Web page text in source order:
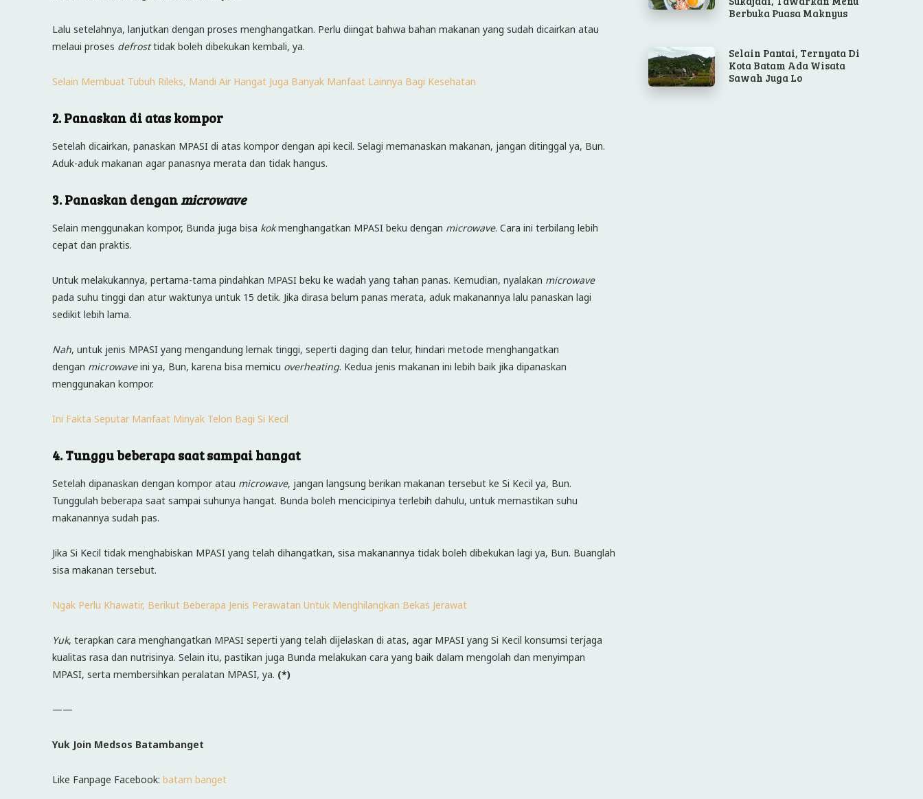
Lalu setelahnya, lanjutkan dengan proses menghangatkan. Perlu diingat bahwa bahan makanan yang sudah dicairkan atau
melaui proses defrosttidak boleh dibekukan kembali, ya.
Selain Membuat Tubuh Rileks, Mandi Air Hangat Juga Banyak Manfaat Lainnya Bagi Kesehatan
2. Panaskan di atas kompor
Setelah dicairkan, panaskan MPASI di atas kompor dengan api kecil. Selagi memanaskan makanan, jangan ditinggal ya, Bun.
Aduk-aduk makanan agar panasnya merata dan tidak hangus.
3. Panaskan denganmicrowave
Selain menggunakan kompor, Bunda juga bisa kokmenghangatkan MPASI beku dengan microwave. Cara ini terbilang lebih
cepat dan praktis.
Untuk melakukannya, pertama-tama pindahkan MPASI beku ke wadah yang tahan panas. Kemudian, nyalakan microwave
pada suhu tinggi dan atur waktunya untuk 15 detik. Jika dirasa belum panas merata, aduk makanannya lalu panaskan lagi
sedikit lebih lama.
Nah, untuk jenis MPASI yang mengandung lemak tinggi, seperti daging dan telur, hindari metode menghangatkan
dengan microwaveini ya, Bun, karena bisa memicu overheating. Kedua jenis makanan ini lebih baik jika dipanaskan
menggunakan kompor.
Ini Fakta Seputar Manfaat Minyak Telon Bagi Si Kecil
4. Tunggu beberapa saat sampai hangat
Setelah dipanaskan dengan kompor atau microwave, jangan langsung berikan makanan tersebut ke Si Kecil ya, Bun.
Tunggulah beberapa saat sampai suhunya hangat. Bunda boleh mencicipinya terlebih dahulu, untuk memastikan suhu
makanannya sudah pas.
Jika Si Kecil tidak menghabiskan MPASI yang telah dihangatkan, sisa makanannya tidak boleh dibekukan lagi ya, Bun. Buanglah
sisa makanan tersebut.
Ngak Perlu Khawatir, Berikut Beberapa Jenis Perawatan Untuk Menghilangkan Bekas Jerawat
Yuk, terapkan cara menghangatkan MPASI seperti yang telah dijelaskan di atas, agar MPASI yang Si Kecil konsumsi terjaga
kualitas rasa dan nutrisinya. Selain itu, pastikan juga Bunda melakukan cara yang baik dalam mengolah dan menyimpan
MPASI, serta membersihkan peralatan MPASI, ya. (*)
——
Yuk Join Medsos Batambanget
Like Fanpage Facebook: batam banget
Berbuka Puasa Maknyus
Selain Pantai, Ternyata Di
Kota Batam Ada Wisata
Sawah Juga Lo